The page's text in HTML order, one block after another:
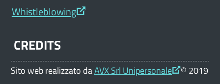
Whistleblowing
CREDITS
Sito web realizzato daAVX Srl Unipersonale © 2019